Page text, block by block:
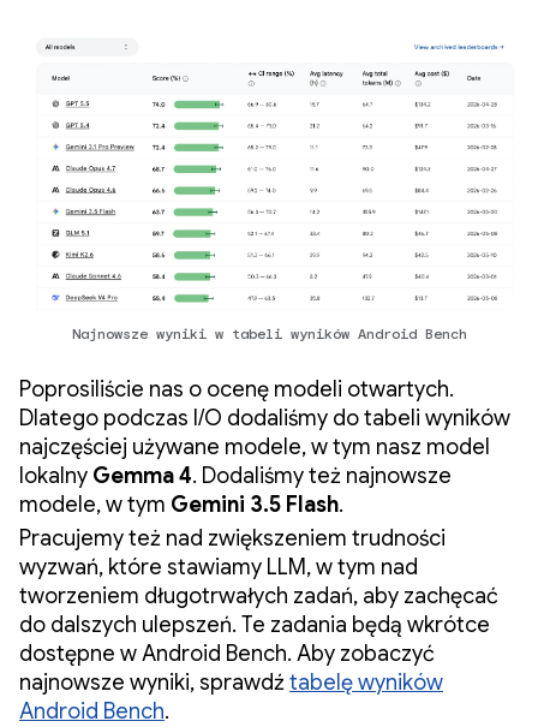
Najnowsze wyniki w tabeli wyników Android Bench
Poprosiliście nas o ocenę modeli otwartych.
Dlatego podczas I/O dodaliśmy do tabeli wyników
najczęściej używane modele, w tym nasz model
lokalny Gemma 4. Dodaliśmy też najnowsze
modele, w tym Gemini 3.5 Flash.
Pracujemy też nad zwiększeniem trudności
wyzwań, które stawiamy LLM, w tym nad
tworzeniem długotrwałych zadań, aby zachęcać
do dalszych ulepszeń. Te zadania będą wkrótce
dostępne w Android Bench. Aby zobaczyć
najnowsze wyniki, sprawdźtabelę wyników
Android Bench.